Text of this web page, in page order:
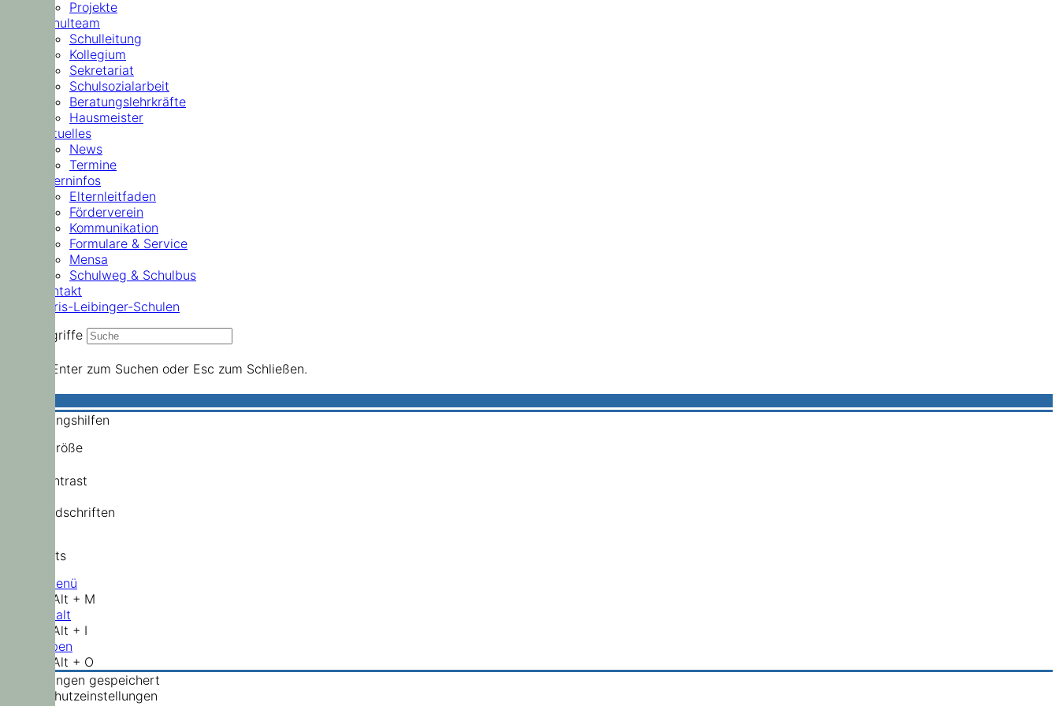
Projekte
Schulteam
Schulleitung
Kollegium
Sekretariat
Schulsozialarbeit
Beratungslehrkräfte
Hausmeister
Aktuelles
News
Termine
Elterninfos
Elternleitfaden
Förderverein
Kommunikation
Formulare & Service
Mensa
Schulweg & Schulbus
Kontakt
Doris-Leibinger-Schulen
Suchbegriffe
Drücke Enter zum Suchen oder Esc zum Schließen.
Bedienungshilfen
Schriftgröße
Hochkontrast
Standardschriften
Shortcuts
Hauptmenü
Shift + Alt + M
Zum Inhalt
Shift + Alt + I
Nach oben
Shift + Alt + O
Einstellungen gespeichert
Datenschutzeinstellungen